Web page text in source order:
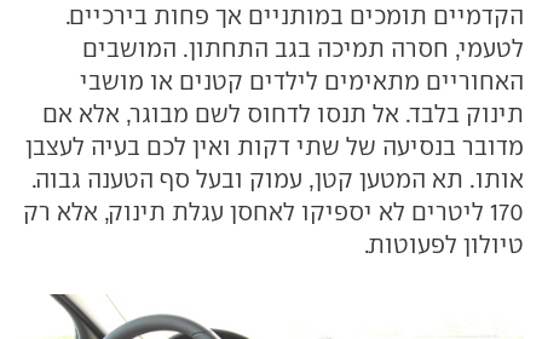
הקדמיים תומכים במותניים אך פחות בירכיים.
לטעמי, חסרה תמיכה בגב התחתון. המושבים
האחוריים מתאימים לילדים קטנים או מושבי
תינוק בלבד. אל תנסו לדחוס לשם מבוגר, אלא אם
מדובר בנסיעה של שתי דקות ואין לכם בעיה לעצבן
אותו. תא המטען קטן, עמוק ובעל סף הטענה גבוה.
170 ליטרים לא יספיקו לאחסן עגלת תינוק, אלא רק
טיולון לפעוטות.